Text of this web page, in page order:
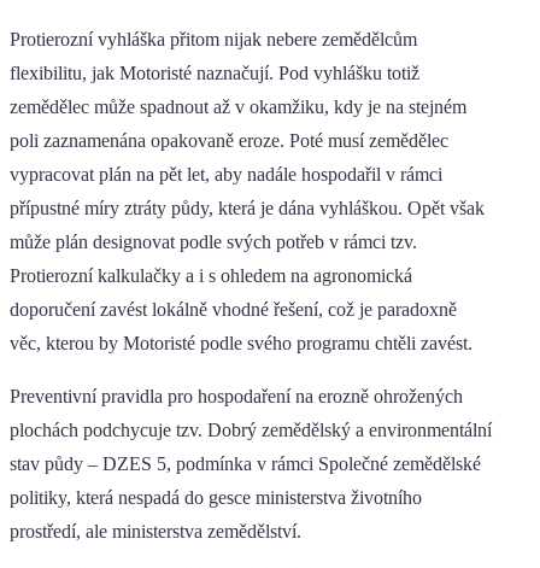
Protierozní vyhláška přitom nijak nebere zemědělcům
flexibilitu, jak Motoristé naznačují. Pod vyhlášku totiž
zemědělec může spadnout až v okamžiku, kdy je na stejném
poli zaznamenána opakovaně eroze. Poté musí zemědělec
vypracovat plán na pět let, aby nadále hospodařil v rámci
přípustné míry ztráty půdy, která je dána vyhláškou. Opět však
může plán designovat podle svých potřeb v rámci tzv.
Protierozní kalkulačky a i s ohledem na agronomická
doporučení zavést lokálně vhodné řešení, což je paradoxně
věc, kterou by Motoristé podle svého programu chtěli zavést.
Preventivní pravidla pro hospodaření na erozně ohrožených
plochách podchycuje tzv. Dobrý zemědělský a environmentální
stav půdy – DZES 5, podmínka v rámci Společné zemědělské
politiky, která nespadá do gesce ministerstva životního
prostředí, ale ministerstva zemědělství.